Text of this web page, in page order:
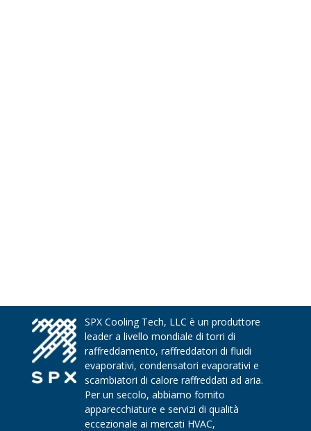
SPX Cooling Tech, LLC è un produttore
leader a livello mondiale di torri di
raffreddamento, raffreddatori di fluidi
evaporativi, condensatori evaporativi e
scambiatori di calore raffreddati ad aria.
Per un secolo, abbiamo fornito
apparecchiature e servizi di qualità
eccezionale ai mercati HVAC,